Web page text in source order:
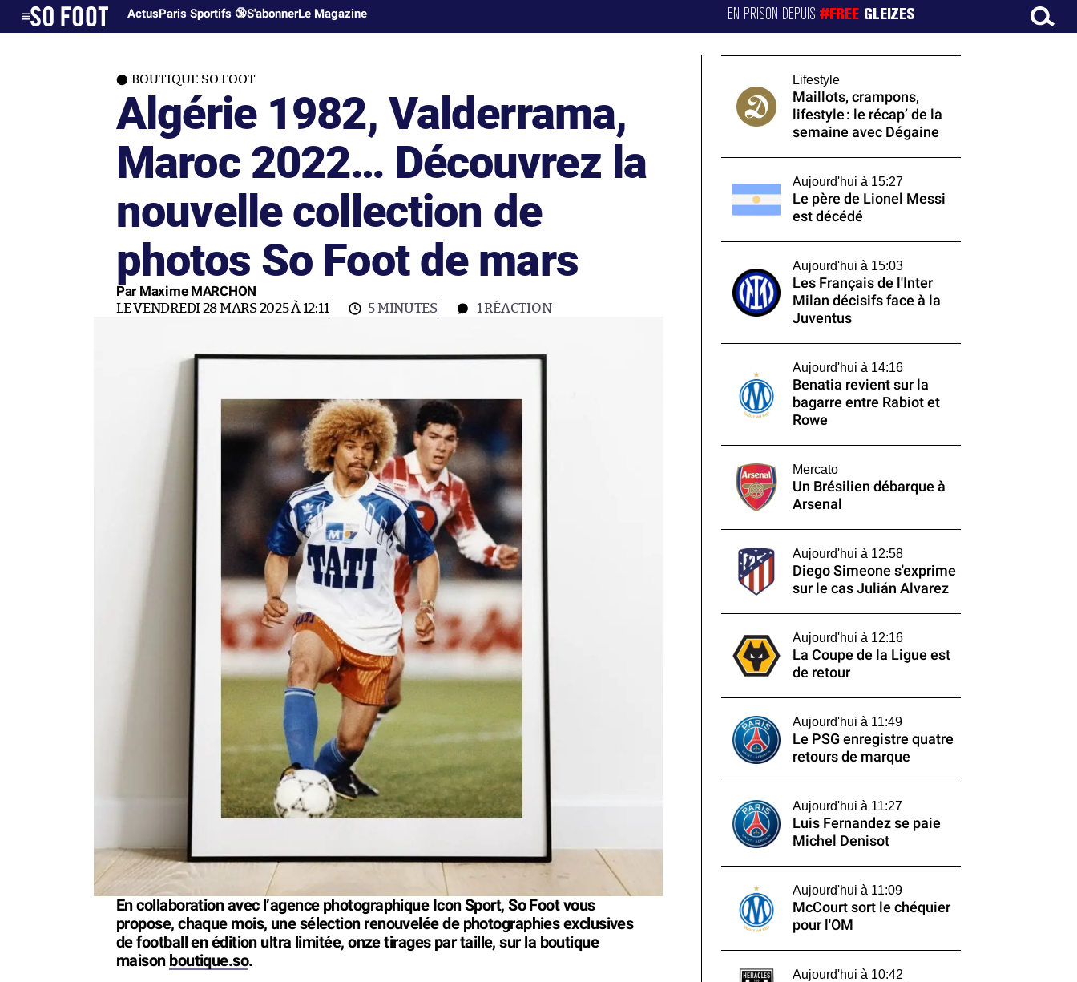
ActusParis Sportifs 🔞S'abonnerLe Magazine EN PRISON DEPUIS#FREE GLEIZES
BOUTIQUE SO FOOT
Algérie 1982, Valderrama,
Maroc 2022… Découvrez la
nouvelle collection de
photos So Foot de mars
Par Maxime MARCHON
LE VENDREDI 28 MARS 2025 À 12:11 5 MINUTES 1RÉACTION
En collaboration avec l’agence photographique Icon Sport, So Foot vous
propose, chaque mois, une sélection renouvelée de photographies exclusives
de football en édition ultra limitée, onze tirages par taille, sur la boutique
maison boutique.so.
Lifestyle
Maillots, crampons,
lifestyle : le récap’ de la
semaine avec Dégaine
Aujourd'hui à 15:27
Le père de Lionel Messi
est décédé
Aujourd'hui à 15:03
Les Français de l'Inter
Milan décisifs face à la
Juventus
Aujourd'hui à 14:16
Benatia revient sur la
bagarre entre Rabiot et
Rowe
Mercato
Un Brésilien débarque à
Arsenal
Aujourd'hui à 12:58
Diego Simeone s'exprime
sur le cas Julián Alvarez
Aujourd'hui à 12:16
La Coupe de la Ligue est
de retour
Aujourd'hui à 11:49
Le PSG enregistre quatre
retours de marque
Aujourd'hui à 11:27
Luis Fernandez se paie
Michel Denisot
Aujourd'hui à 11:09
McCourt sort le chéquier
pour l'OM
Aujourd'hui à 10:42